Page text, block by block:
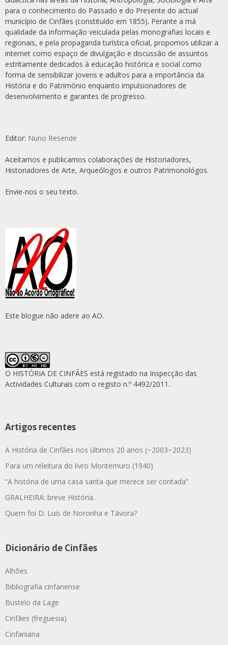
para o conhecimento do Passado e do Presente do actual
município de Cinfães (constituído em 1855). Perante a má
qualidade da informação veiculada pelas monografias locais e
regionais, e pela propaganda turística oficial, propomos utilizar a
internet como espaço de divulgação e discussão de assuntos
estritamente dedicados à educação histórica e social como
forma de sensibilizar jovens e adultos para a importância da
História e do Património enquanto impulsionadores de
desenvolvimento e garantes de progresso.
Editor: Nuno Resende
Aceitamos e publicamos colaborações de Historiadores,
Historiadores de Arte, Arqueólogos e outros Patrimonológos.
Envie-nos o seu texto.
Este blogue não adere ao AO.
O HISTÓRIA DE CINFÃES está registado na Inspecção das
Actividades Culturais com o registo n.º 4492/2011.
Artigos recentes
A História de Cinfães nos últimos 20 anos (~2003~2023)
Para um releitura do livro Montemuro (1940)
“A história de uma casa santa que merece ser contada”
GRALHEIRA: breve História.
Quem foi D. Luís de Noronha e Távora?
Dicionário de Cinfães
Alhões
Bibliografia cinfanense
Bustelo da Lage
Cinfães (freguesia)
Cinfaniana